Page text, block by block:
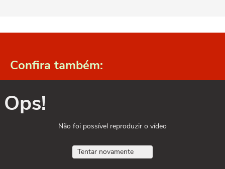
Confira também:
Ops!
Não foi possível reproduzir o vídeo
Tentar novamente